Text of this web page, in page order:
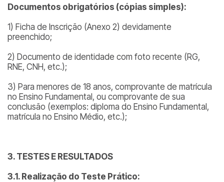
Documentos obrigatórios (cópias simples):
1) Ficha de Inscrição (Anexo 2) devidamente
preenchido;
2) Documento de identidade com foto recente (RG,
RNE, CNH, etc.);
3) Para menores de 18 anos, comprovante de matrícula
no Ensino Fundamental, ou comprovante de sua
conclusão (exemplos: diploma do Ensino Fundamental,
matrícula no Ensino Médio, etc.);
3. TESTES E RESULTADOS
3.1. Realização do Teste Prático: